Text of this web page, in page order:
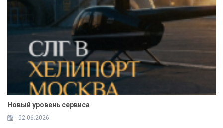
Новый уровень сервиса
02.06.2026